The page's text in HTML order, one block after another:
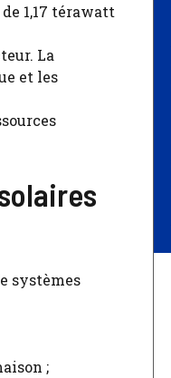
1,17 térawatt
La
et les
systèmes
;